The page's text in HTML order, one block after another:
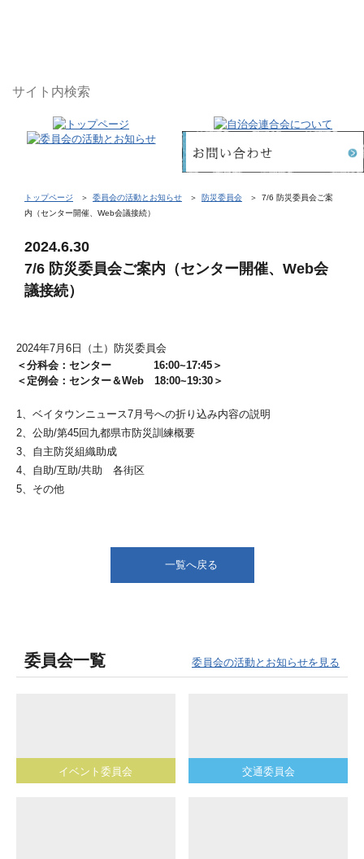
トップページ 委員会の活動とお知らせ 防災委員会
7/6 防災委員会ご案
内（センター開催、Web会議接続）
2024.6.30
7/6 防災委員会ご案内（センター開催、Web会
議接続）
2024年7月6日（土）防災委員会
＜分科会：センター 16:00~17:45＞
＜定例会：センター＆Web 18:00~19:30＞
1、ベイタウンニュース7月号への折り込み内容の説明
2、公助/第45回九都県市防災訓練概要
3、自主防災組織助成
4、自助/互助/共助 各街区
5、その他
一覧へ戻る
委員会一覧 委員会の活動とお知らせを見る
イベント委員会 交通委員会